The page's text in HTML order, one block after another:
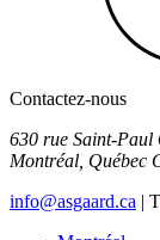
Contactez-nous
630 rue Saint-Paul
Montréal Québec
info@asgaard.ca |